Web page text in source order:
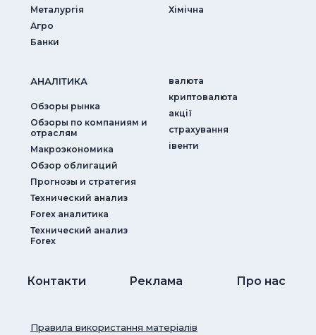
Металургія
Агро
Банки
Хімічна
АНАЛIТИКА
Обзоры рынка
Обзоры по компаниям и
отраслям
Макроэкономика
Обзор облигаций
Прогнозы и стратегия
Технический анализ
Forex аналитика
Технический анализ
Forex
валюта
криптовалюта
акції
страхування
iвенти
Контакти Реклама Про нас
Правила використання матеріалів